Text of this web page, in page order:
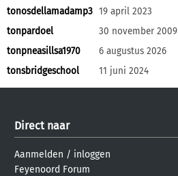
tonosdellamadamp3 19 april 2023
tonpardoel
30 november 2009
tonpneasillsa1970
6 augustus 2026
tonsbridgeschool
11 juni 2024
Direct naar
Aanmelden / inloggen
Feyenoord Forum